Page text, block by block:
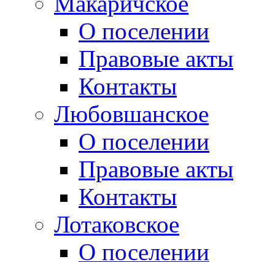
О поселении
Правовые акты
Контакты
Любовшанское
О поселении
Правовые акты
Контакты
Лотаковское
О поселении